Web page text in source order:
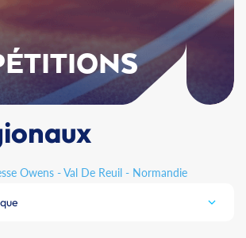
Owens - Val De Reuil - Normandie